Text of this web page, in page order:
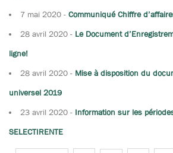
7 mai 2020 - Communiqué Chiffre
28 avril 2020 - Le Document
ligne!
28 avril 2020 - Mise à disposition du
universel 2019
23 avril 2020 - Information sur les
SELECTIRENTE